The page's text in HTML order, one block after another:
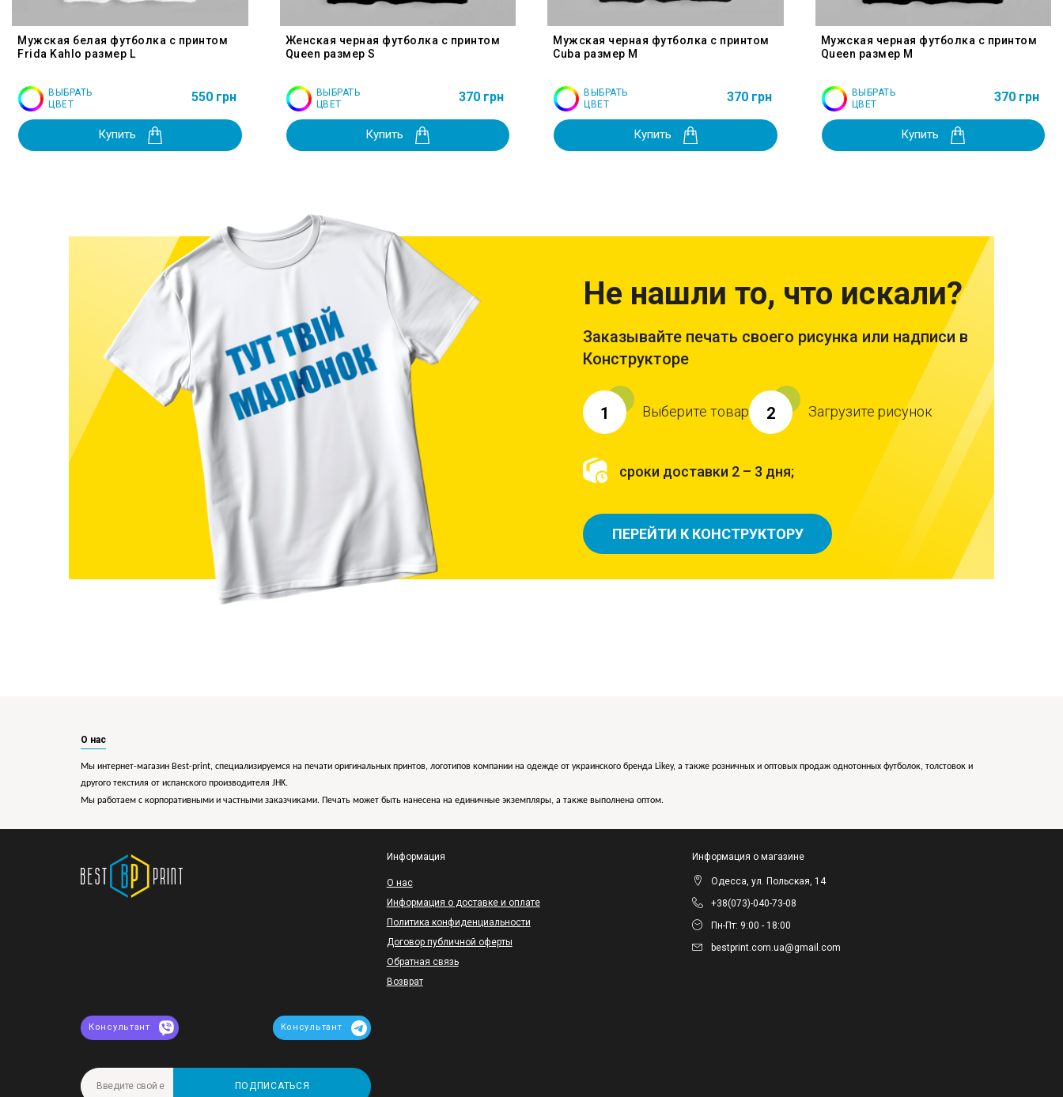
Мужская белая футболка с принтом
Frida Kahlo размер L
ВЫБРАТЬ
ЦВЕТ
550 грн
Купить
Женская черная футболка с принтом
Queen размер S
ВЫБРАТЬ
ЦВЕТ
370 грн
Купить
Мужская черная футболка с принтом
Cuba размер M
ВЫБРАТЬ
ЦВЕТ
370 грн
Купить
Мужская черная футболка с принтом
Queen размер M
ВЫБРАТЬ
ЦВЕТ
370 грн
Купить
Не нашли то, что искали?
Заказывайте печать своего рисунка или надписи в
Конструкторе
1 Выберите товар 2 Загрузите рисунок
сроки доставки 2 – 3 дня;
ПЕРЕЙТИ К КОНСТРУКТОРУ
О нас
Мы интернет-магазин Best-print, специализируемся на печати оригинальных принтов, логотипов компании на одежде от украинского бренда Likey, а также розничных и оптовых продаж однотонных футболок, толстовок и
другого текстиля от испанского производителя JHK.
Мы работаем с корпоративными и частными заказчиками. Печать может быть нанесена на единичные экземпляры, а также выполнена оптом.
Информация
O нас
Информация о доставке и оплате
Политика конфиденциальности
Договор публичной оферты
Обратная связь
Возврат
Информация о магазине
Одесса, ул. Польская, 14
+38(073)-040-73-08
Пн-Пт: 9:00 - 18:00
bestprint.com.ua@gmail.com
Консультант Консультант
ПОДПИСАТЬСЯ